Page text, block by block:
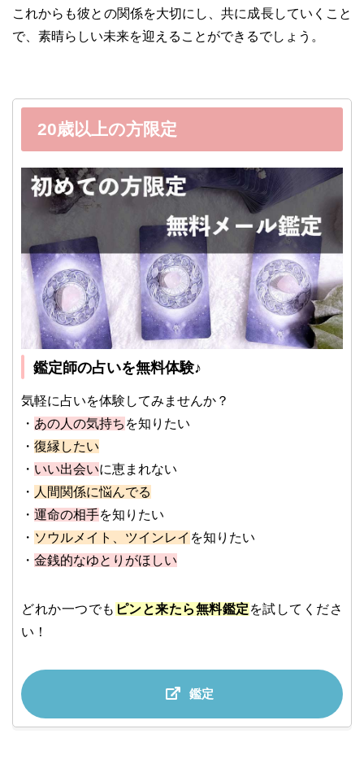
これからも彼との関係を大切にし、共に成長していくこと
で、素晴らしい未来を迎えることができるでしょう。
20歳以上の方限定
鑑定師の占いを無料体験♪
気軽に占いを体験してみませんか？
・ あの人の気持ち を知りたい
・ 復縁したい
・ いい出会いに恵まれない
・ 人間関係に悩んでる
・ 運命の相手を知りたい
・ ソウルメイト、ツインレイ を知りたい
・ 金銭的なゆとりがほしい
どれか一つでも ピンと来たら無料鑑定 を試してくださ
い！
鑑定